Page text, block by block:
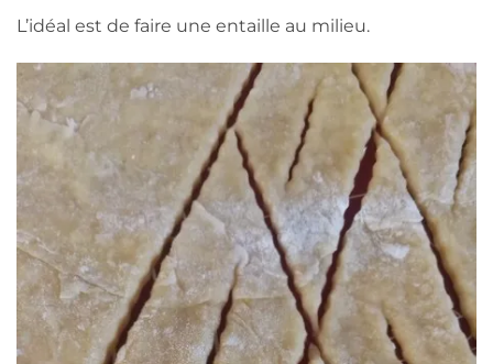
L’idéal est de faire une entaille au milieu.